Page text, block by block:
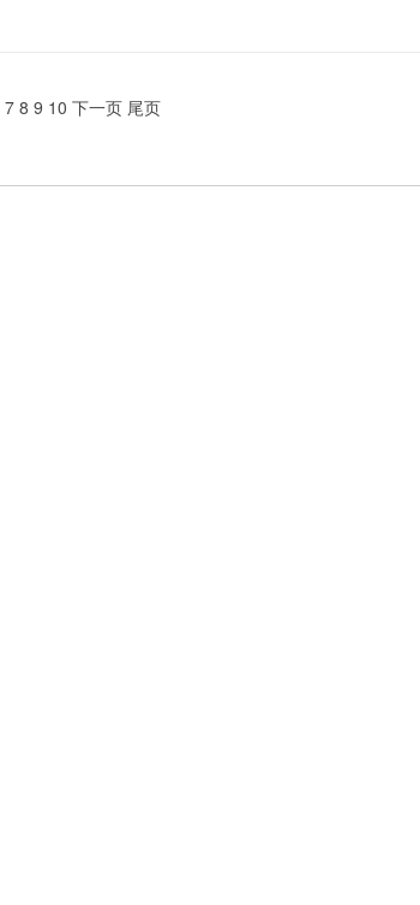
7 8 9 10 下一页 尾页